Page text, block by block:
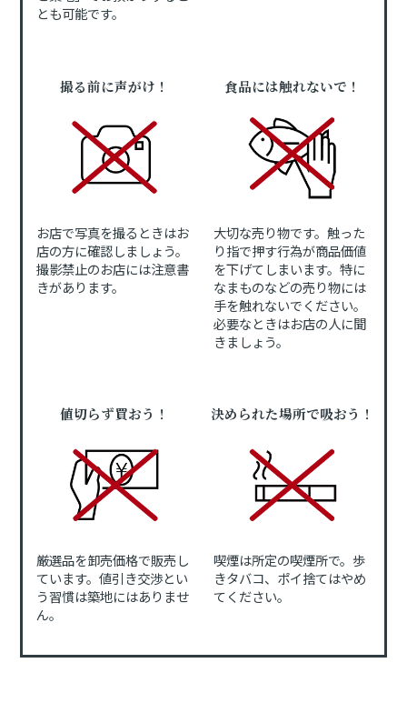
とも可能です。
撮る前に声がけ！
お店で写真を撮るときはお
店の方に確認しましょう。
撮影禁止のお店には注意書
きがあります。
食品には触れないで！
大切な売り物です。触った
り指で押す行為が商品価値
を下げてしまいます。特に
なまものなどの売り物には
手を触れないでください。
必要なときはお店の人に聞
きましょう。
値切らず買おう！
厳選品を卸売価格で販売し
ています。値引き交渉とい
う習慣は築地にはありませ
ん。
決められた場所で吸おう！
喫煙は所定の喫煙所で。歩
きタバコ、ポイ捨てはやめ
てください。